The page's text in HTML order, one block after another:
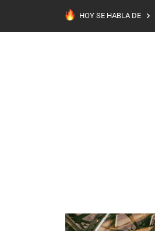
HOY SE HABLA DE